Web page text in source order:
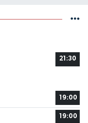
21:30
19:00
19:00